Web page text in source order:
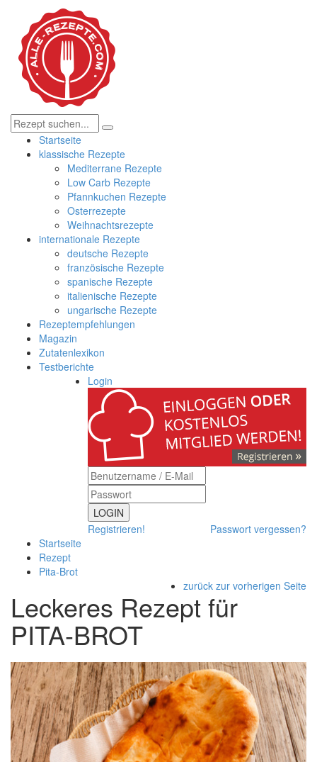
Startseite
klassische Rezepte
Mediterrane Rezepte
Low Carb Rezepte
Pfannkuchen Rezepte
Osterrezepte
Weihnachtsrezepte
internationale Rezepte
deutsche Rezepte
französische Rezepte
spanische Rezepte
italienische Rezepte
ungarische Rezepte
Rezeptempfehlungen
Magazin
Zutatenlexikon
Testberichte
Login
LOGIN
Registrieren!
Passwort vergessen?
Startseite
Rezept
Pita-Brot
zurück zur vorherigen Seite
Leckeres Rezept für
PITA-BROT